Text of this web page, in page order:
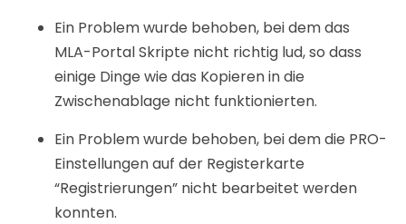
Ein Problem wurde behoben, bei dem das
MLA-Portal Skripte nicht richtig lud, so dass
einige Dinge wie das Kopieren in die
Zwischenablage nicht funktionierten.
Ein Problem wurde behoben, bei dem die PRO-
Einstellungen auf der Registerkarte
“Registrierungen” nicht bearbeitet werden
konnten.